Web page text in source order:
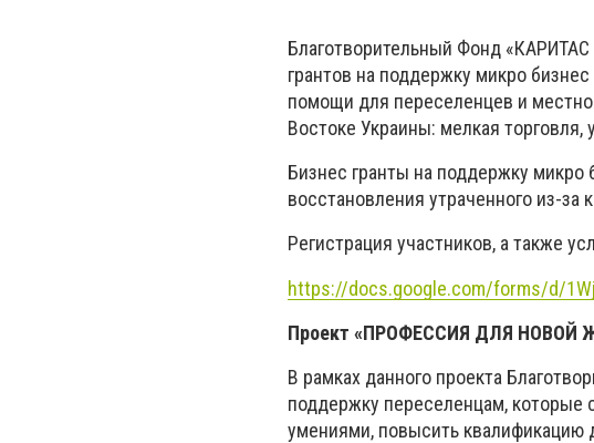
Благотворительный Фонд
грантов на поддержку микро
помощи для переселенцев и
Востоке Украины: мелкая
Бизнес гранты на поддержку
восстановления утраченного из-за
Регистрация участников, а также
https://docs.google.com/forms/d/
Проект «ПРОФЕССИЯ ДЛЯ
В рамках данного проекта
поддержку переселенцам, которые
умениями, повысить квалификацию